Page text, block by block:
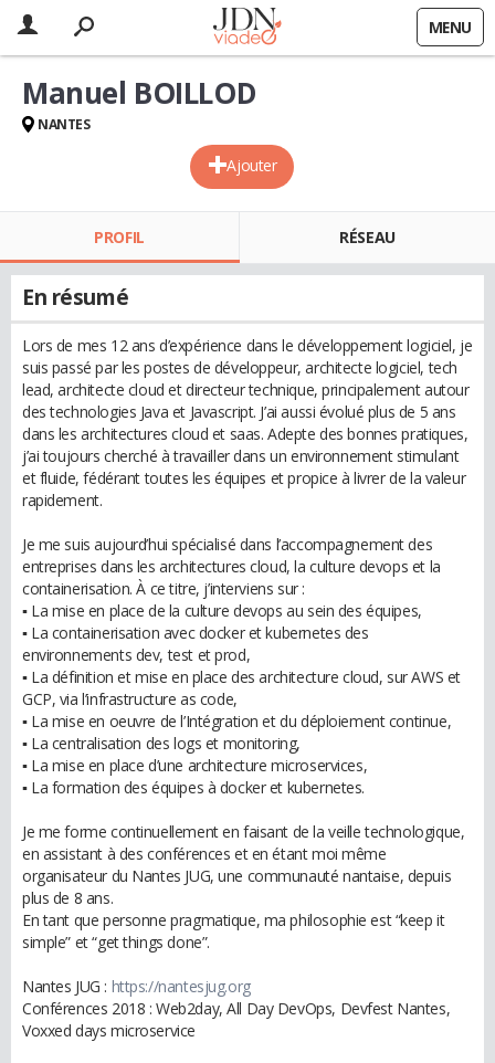
MENU
Ajouter
Manuel BOILLOD
NANTES
PROFIL RÉSEAU
En résumé
Lors de mes 12 ans d’expérience dans le développement logiciel, je
suis passé par les postes de développeur, architecte logiciel, tech
lead, architecte cloud et directeur technique, principalement autour
des technologies Java et Javascript. J’ai aussi évolué plus de 5 ans
dans les architectures cloud et saas. Adepte des bonnes pratiques,
j’ai toujours cherché à travailler dans un environnement stimulant
et fluide, fédérant toutes les équipes et propice à livrer de la valeur
rapidement.
Je me suis aujourd’hui spécialisé dans l’accompagnement des
entreprises dans les architectures cloud, la culture devops et la
containerisation. À ce titre, j’interviens sur :
▪︎ La mise en place de la culture devops au sein des équipes,
▪︎ La containerisation avec docker et kubernetes des
environnements dev, test et prod,
▪︎ La définition et mise en place des architecture cloud, sur AWS et
GCP, via l’infrastructure as code,
▪︎ La mise en oeuvre de l’Intégration et du déploiement continue,
▪︎ La centralisation des logs et monitoring,
▪︎ La mise en place d’une architecture microservices,
▪︎ La formation des équipes à docker et kubernetes.
Je me forme continuellement en faisant de la veille technologique,
en assistant à des conférences et en étant moi même
organisateur du Nantes JUG, une communauté nantaise, depuis
plus de 8 ans.
En tant que personne pragmatique, ma philosophie est “keep it
simple” et “get things done”.
Nantes JUG : https://nantesjug.org
Conférences 2018 : Web2day, All Day DevOps, Devfest Nantes,
Voxxed days microservice